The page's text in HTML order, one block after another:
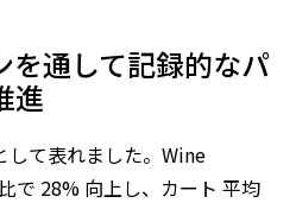
を通して記録的なパ
進
して表れました。Wine
で 28% 向上し、カート 平均